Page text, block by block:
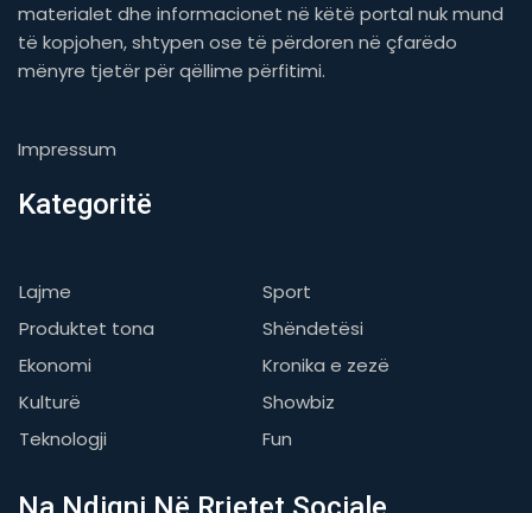
materialet dhe informacionet në këtë portal nuk mund
të kopjohen, shtypen ose të përdoren në çfarëdo
mënyre tjetër për qëllime përfitimi.
Impressum
Kategoritë
Lajme
Sport
Produktet tona
Shëndetësi
Ekonomi
Kronika e zezë
Kulturë
Showbiz
Teknologji
Fun